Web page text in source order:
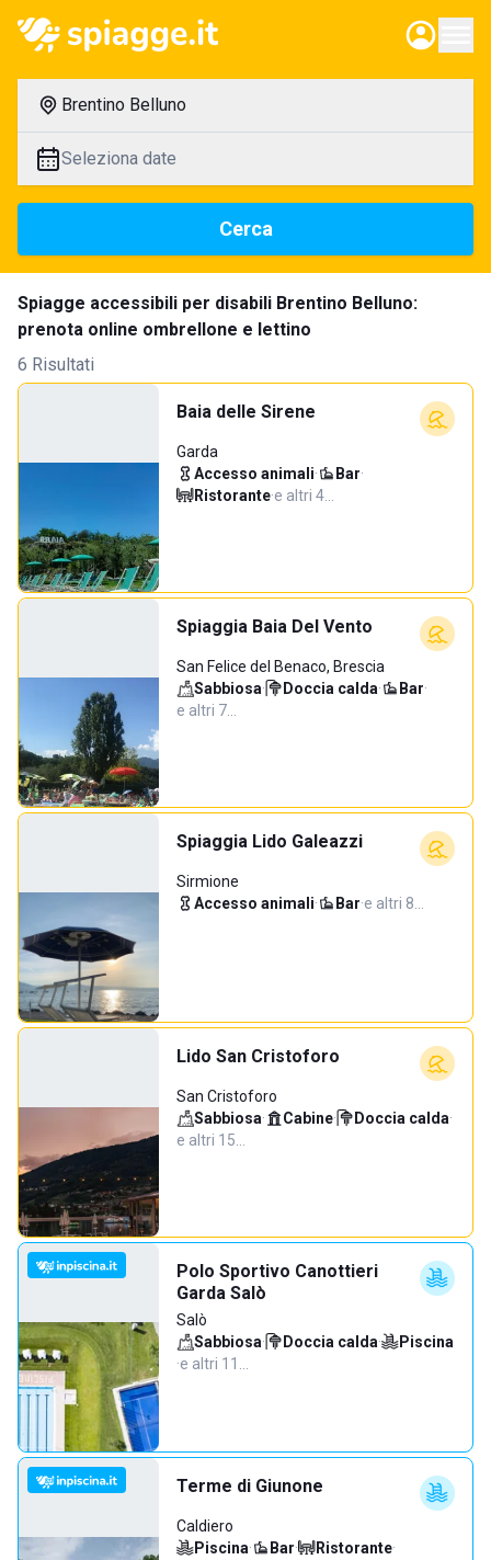
Brentino Belluno
Seleziona date
Cerca
Spiagge accessibili per disabili Brentino Belluno:
prenota online ombrellone e lettino
6 Risultati
Baia delle Sirene
Garda
Accesso animali· Bar·
Ristorante·e altri 4…
Spiaggia Baia Del Vento
San Felice del Benaco, Brescia
Sabbiosa· Doccia calda· Bar·
e altri 7…
Spiaggia Lido Galeazzi
Sirmione
Accesso animali· Bar·e altri 8…
Lido San Cristoforo
San Cristoforo
Sabbiosa· Cabine· Doccia calda·
e altri 15…
Polo Sportivo Canottieri
Garda Salò
Salò
Sabbiosa· Doccia calda·
Piscina
·e altri 11…
Terme di Giunone
Caldiero
Piscina· Bar· Ristorante·